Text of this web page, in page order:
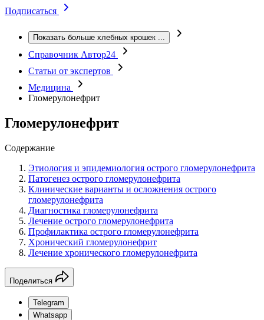
Подписаться
Показать больше хлебных крошек ...
Справочник Автор24
Статьи от экспертов
Медицина
Гломерулонефрит
Гломерулонефрит
Содержание
Этиология и эпидемиология острого гломерулонефрита
Патогенез острого гломерулонефрита
Клинические варианты и осложнения острого
гломерулонефрита
Диагностика гломерулонефрита
Лечение острого гломерулонефрита
Профилактика острого гломерулонефрита
Хронический гломерулонефрит
Лечение хронического гломерулонефрита
Поделиться
Telegram
Whatsapp